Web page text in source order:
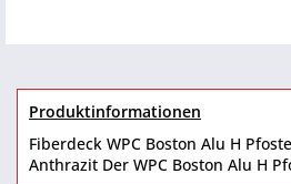
Produktinformationen
Fiberdeck WPC Boston Alu H
Anthrazit Der WPC Boston Alu H